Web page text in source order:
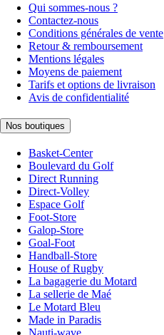
Qui sommes-nous ?
Contactez-nous
Conditions générales de vente
Retour & remboursement
Mentions légales
Moyens de paiement
Tarifs et options de livraison
Avis de confidentialité
Nos boutiques
Basket-Center
Boulevard du Golf
Direct Running
Direct-Volley
Espace Golf
Foot-Store
Galop-Store
Goal-Foot
Handball-Store
House of Rugby
La bagagerie du Motard
La sellerie de Maé
Le Motard Bleu
Made in Paradis
Nauti-wave